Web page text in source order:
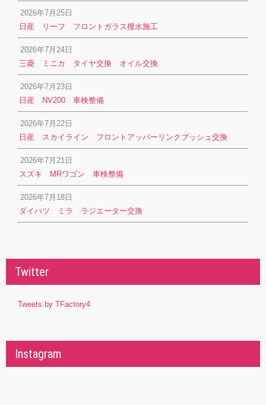
2026年7月25日
日産 リーフ フロントガラス撥水施工
2026年7月24日
三菱 ミニカ タイヤ交換 オイル交換
2026年7月23日
日産 NV200 車検整備
2026年7月22日
日産 スカイライン フロントアッパーリンクブッシュ交換
2026年7月21日
スズキ MRワゴン 車検整備
2026年7月18日
ダイハツ ミラ ラジエーター交換
Twitter
Tweets by TFactory4
Instagram